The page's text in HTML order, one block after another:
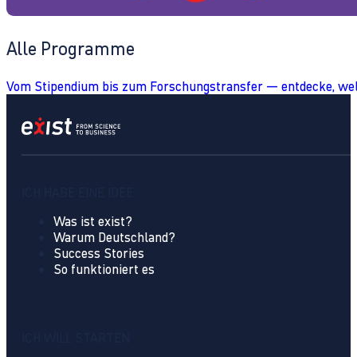
Alle Programme
Vom Stipendium bis zum Forschungstransfer — entdecke,
Was ist exist?
Warum Deutschland?
Success Stories
So funktioniert es